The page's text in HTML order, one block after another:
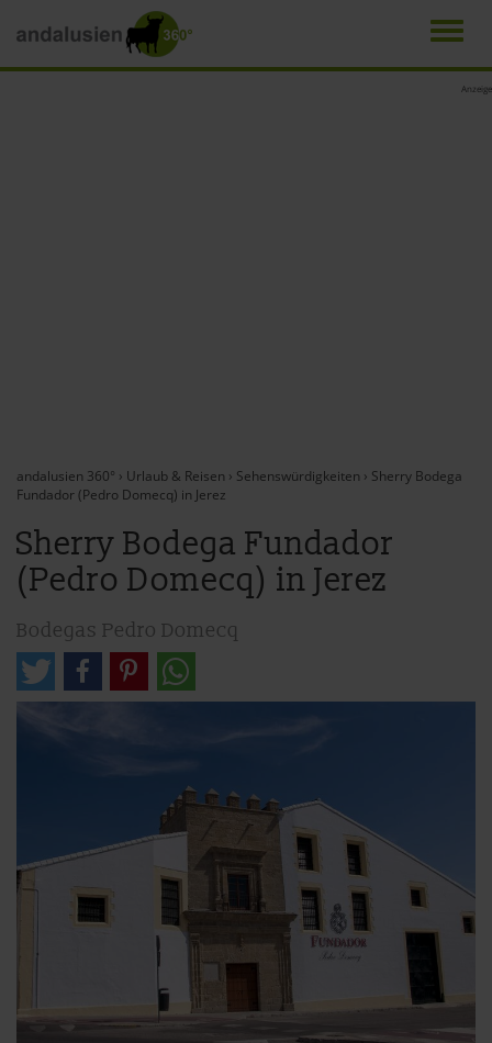
Anzeige
andalusien 360° › Urlaub & Reisen › Sehenswürdigkeiten › Sherry Bodega
Fundador (Pedro Domecq) in Jerez
Sherry Bodega Fundador
(Pedro Domecq) in Jerez
Bodegas Pedro Domecq